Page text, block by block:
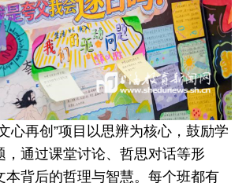
心再创”项目以思辨为核心，鼓励学
，通过课堂讨论、哲思对话等形
本背后的哲理与智慧。每个班都有